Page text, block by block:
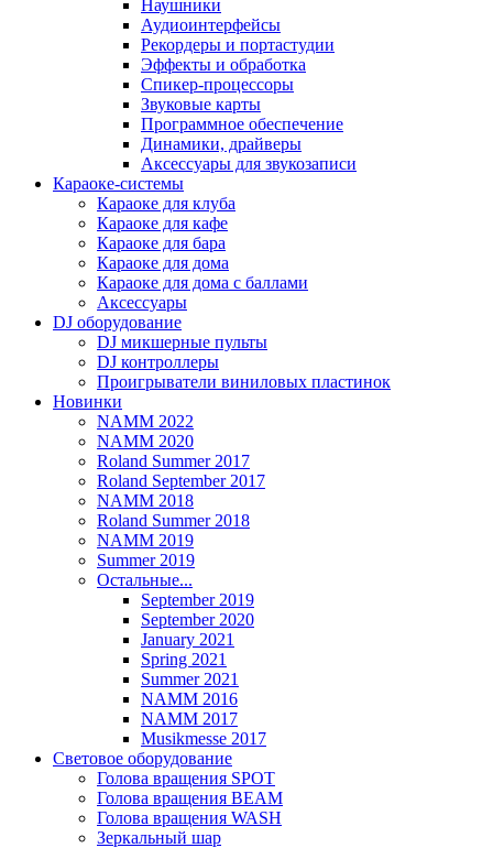
Наушники
Аудиоинтерфейсы
Рекордеры и портастудии
Эффекты и обработка
Спикер-процессоры
Звуковые карты
Программное обеспечение
Динамики, драйверы
Аксессуары для звукозаписи
Караоке-системы
Караоке для клуба
Караоке для кафе
Караоке для бара
Караоке для дома
Караоке для дома с баллами
Аксессуары
DJ оборудование
DJ микшерные пульты
DJ контроллеры
Проигрыватели виниловых пластинок
Новинки
NAMM 2022
NAMM 2020
Roland Summer 2017
Roland September 2017
NAMM 2018
Roland Summer 2018
NAMM 2019
Summer 2019
Остальные...
September 2019
September 2020
January 2021
Spring 2021
Summer 2021
NAMM 2016
NAMM 2017
Musikmesse 2017
Световое оборудование
Голова вращения SPOT
Голова вращения BEAM
Голова вращения WASH
Зеркальный шар